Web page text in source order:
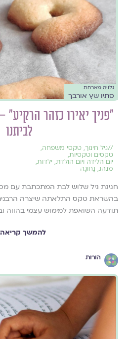
גלויה מארחת
סתיו שץ אורבך
"פניך יאירו כזהר הרקיע"
לביתנו
//גיל חינוך, טקסי משפחה,
טקסים וטקסיות,
יום הלידה ויום הולדת, ילדוּת,
מנהג, נָחוּגָה
חגיגת גיל שלוש לבת המתכתבת עם
בהשראת טקס התלאתה שיצרה
תודעה השואפת למימוש עצמי בהווה
להמשך קריאה
הורות